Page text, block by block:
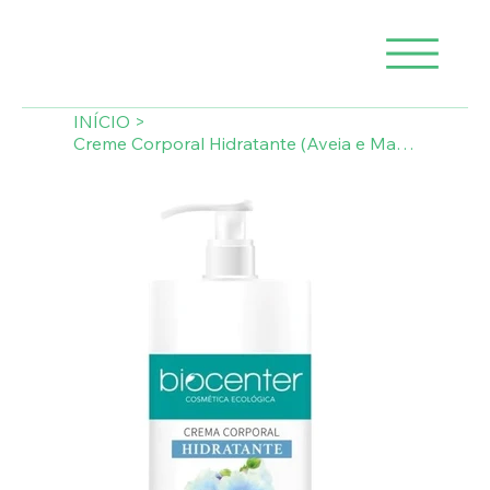
INÍCIO >
Creme Corporal Hidratante (Aveia e Malva Branca) - Biocenter